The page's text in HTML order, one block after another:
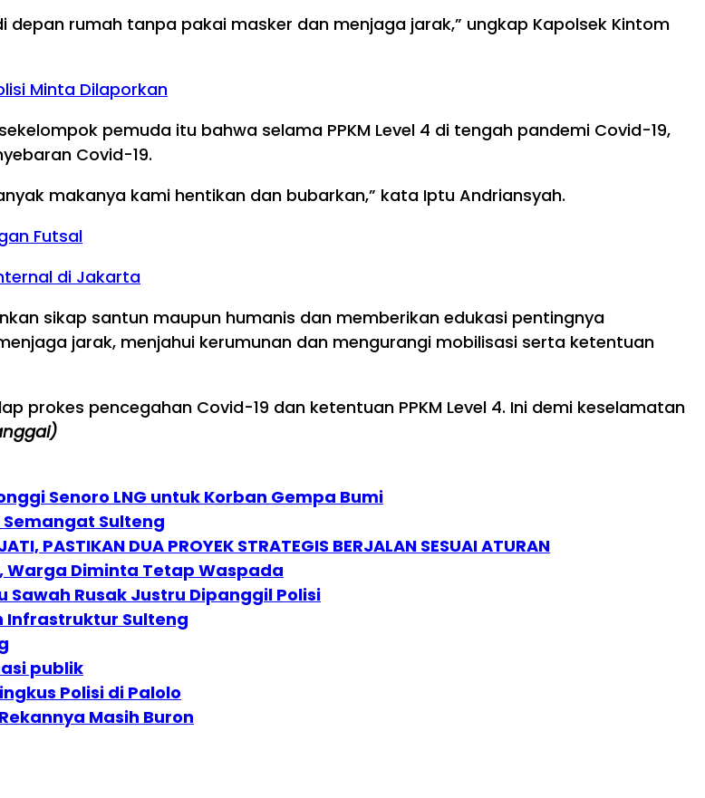
rumah tanpa pakai masker dan menjaga jarak,” ungkap Kapolsek Kintom
Minta Dilaporkan
pemuda itu bahwa selama PPKM Level 4 di tengah pandemi Covid-19,
Covid-19.
makanya kami hentikan dan bubarkan,” kata Iptu Andriansyah.
Futsal
di Jakarta
sikap santun maupun humanis dan memberikan edukasi pentingnya
jarak, menjahui kerumunan dan mengurangi mobilisasi serta ketentuan
prokes pencegahan Covid-19 dan ketentuan PPKM Level 4. Ini demi keselamatan
Senoro LNG untuk Korban Gempa Bumi
Sulteng
PASTIKAN DUA PROYEK STRATEGIS BERJALAN SESUAI ATURAN
Warga Diminta Tetap Waspada
Sawah Rusak Justru Dipanggil Polisi
Infrastruktur Sulteng
publik
Polisi di Palolo
Masih Buron